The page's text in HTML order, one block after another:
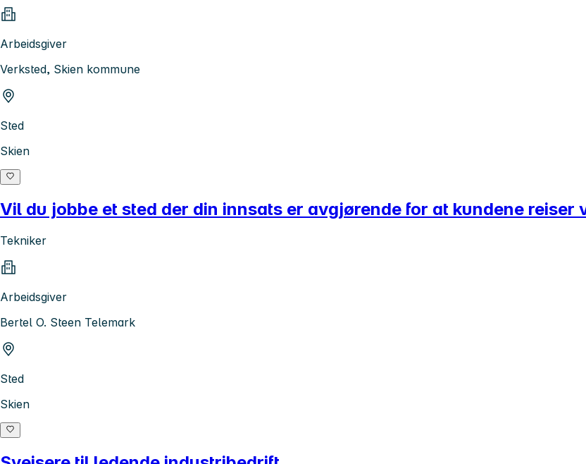
Arbeidsgiver
Verksted, Skien kommune
Sted
Skien
Vil du jobbe et sted der din innsats er avgjørende for at kundene reiser
Tekniker
Arbeidsgiver
Bertel O. Steen Telemark
Sted
Skien